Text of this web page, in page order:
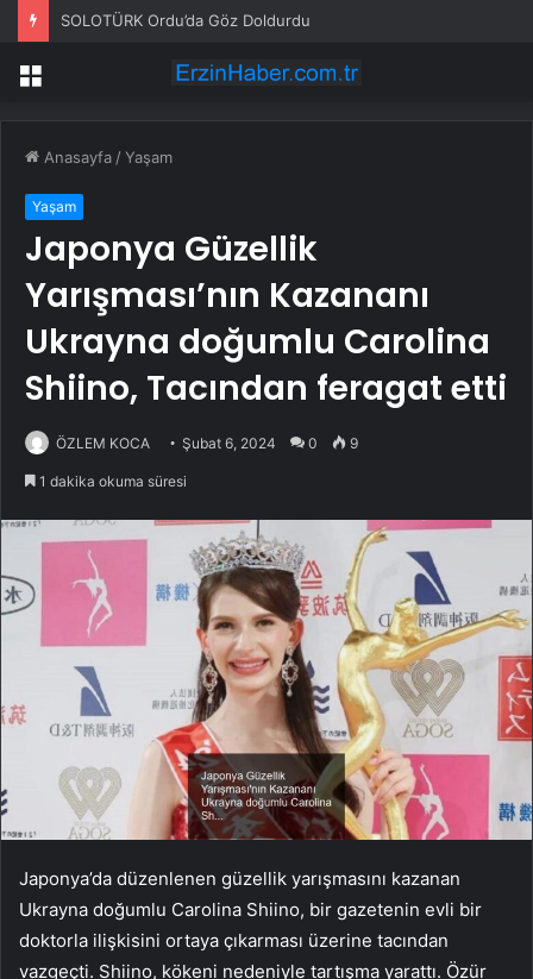
SOLOTÜRK Ordu’da Göz Doldurdu
Menü
Anasayfa /Yaşam
Yaşam
Japonya Güzellik
Yarışması’nın Kazananı
Ukrayna doğumlu Carolina
Shiino, Tacından feragat etti
ÖZLEM KOCA Şubat 6, 2024 0 9
1 dakika okuma süresi
Japonya’da düzenlenen güzellik yarışmasını kazanan
Ukrayna doğumlu Carolina Shiino, bir gazetenin evli bir
doktorla ilişkisini ortaya çıkarması üzerine tacından
vazgeçti. Shiino, kökeni nedeniyle tartışma yarattı. Özür